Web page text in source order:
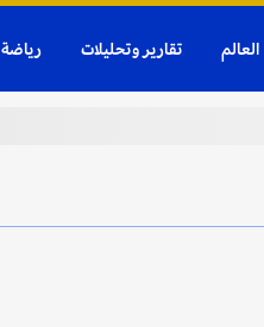
العالم تقارير وتحليلات رياضة